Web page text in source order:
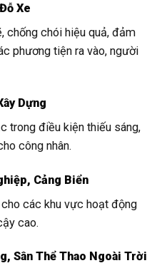
Xe
chống chói hiệu quả, đảm
phương tiện ra vào, người
Dựng
trong điều kiện thiếu sáng,
công nhân.
Cảng Biển
các khu vực hoạt động
cao.
Sân Thể Thao Ngoài Trời